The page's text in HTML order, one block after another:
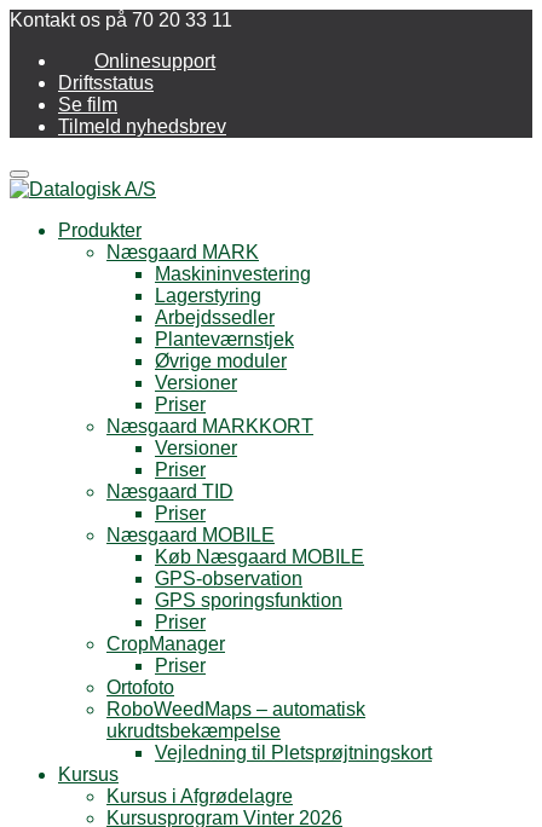
Kontakt os på 70 20 33 11
Onlinesupport
Driftsstatus
Se film
Tilmeld nyhedsbrev
Menu
Produkter
Næsgaard MARK
Maskininvestering
Lagerstyring
Arbejdssedler
Planteværnstjek
Øvrige moduler
Versioner
Priser
Næsgaard MARKKORT
Versioner
Priser
Næsgaard TID
Priser
Næsgaard MOBILE
Køb Næsgaard MOBILE
GPS-observation
GPS sporingsfunktion
Priser
CropManager
Priser
Ortofoto
RoboWeedMaps – automatisk
ukrudtsbekæmpelse
Vejledning til Pletsprøjtningskort
Kursus
Kursus i Afgrødelagre
Kursusprogram Vinter 2026